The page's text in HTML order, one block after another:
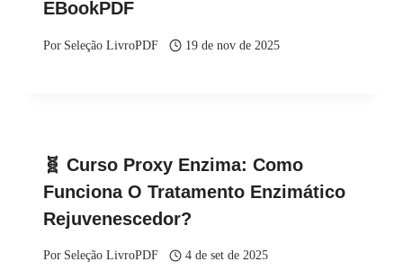
EBookPDF
Por Seleção LivroPDF 19 de nov de 2025
🧬 Curso Proxy Enzima: Como
Funciona O Tratamento Enzimático
Rejuvenescedor?
Por Seleção LivroPDF 4 de set de 2025